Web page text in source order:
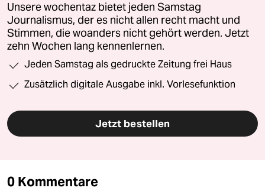
Unsere wochentaz bietet jeden Samstag
Journalismus, der es nicht allen recht macht und
Stimmen, die woanders nicht gehört werden. Jetzt
zehn Wochen lang kennenlernen.
Jeden Samstag als gedruckte Zeitung frei Haus
Zusätzlich digitale Ausgabe inkl. Vorlesefunktion
Jetzt bestellen
0 Kommentare